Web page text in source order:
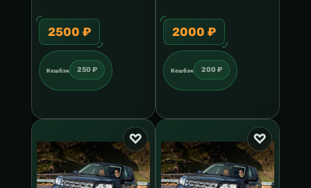
2500 ₽
Кешбэк 250 ₽
2000 ₽
Кешбэк 200 ₽